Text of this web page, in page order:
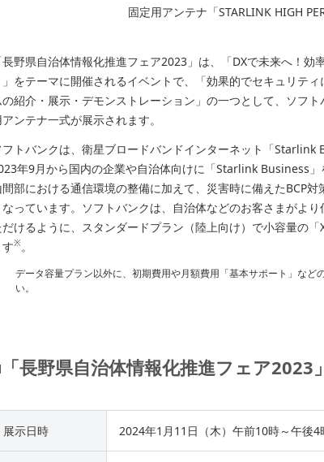
固定用アンテナ「STARLINK HIGH
野県自治体情報化推進フェア2023」は、「DXで未来へ！効
をテーマに開催されるイベントで、「効果的でセキュリテ
紹介・展示・デモンストレーション」の一つとして、ソフ
ンテナ一式が展示されます。
トバンクは、衛星ブロードバンドインターネット「Starlink
年9月から国内の企業や自治体向けに「Starlink Business
部における通信環境の整備に加えて、災害時に備えたBCP
っています。ソフトバンクは、自治体などのお客さまがよ
けるように、スタンダードプラン（陸上向け）で小容量の
※。
データ容量プラン以外に、初期費用や月額費用「基本サポート」など
い。
長野県自治体情報化推進フェア2023
展示日時 2024年1月11日（木）午前10時～午後4